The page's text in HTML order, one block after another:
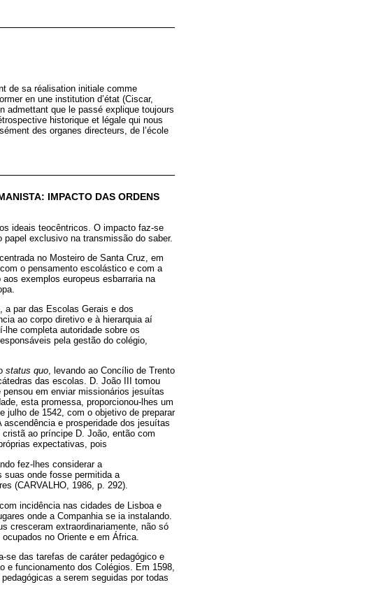
de sa réalisation initiale comme
en une institution d’état (Ciscar,
admettant que le passé explique toujours
historique et légale qui nous
des organes directeurs, de l’école
IMPACTO DAS ORDENS
ideais teocêntricos. O impacto faz-se
exclusivo na transmissão do saber.
no Mosteiro de Santa Cruz, em
o pensamento escolástico e com a
exemplos europeus esbarraria na
a par das Escolas Gerais e dos
ao corpo diretivo e à hierarquia aí
completa autoridade sobre os
pela gestão do colégio,
status quo, levando ao Concílio de Trento
das escolas. D. João III tomou
em enviar missionários jesuítas
esta promessa, proporcionou-lhes um
julho de 1542, com o objetivo de preparar
e prosperidade dos jesuítas
ao príncipe D. João, então com
expectativas, pois
fez-lhes considerar a
suas onde fosse permitida a
(CARVALHO, 1986, p. 292).
incidência nas cidades de Lisboa e
onde a Companhia se ia instalando.
cresceram extraordinariamente, não só
no Oriente e em África.
se das tarefas de caráter pedagógico e
e funcionamento dos Colégios. Em 1598,
a serem seguidas por todas